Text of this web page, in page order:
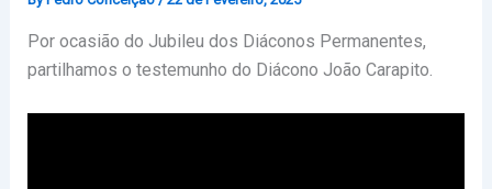
Por ocasião do Jubileu dos Diáconos Permanentes,
partilhamos o testemunho do Diácono João Carapito.